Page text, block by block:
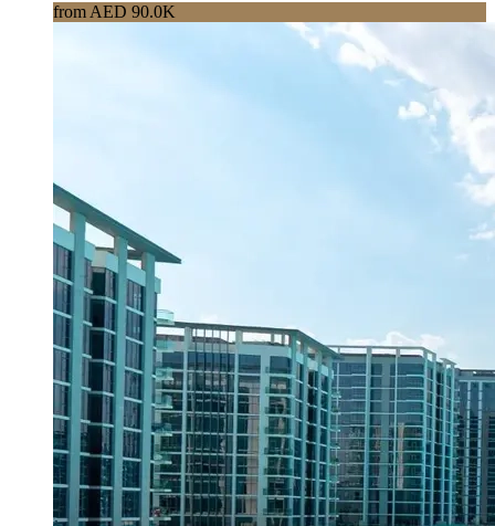
from AED 90.0K